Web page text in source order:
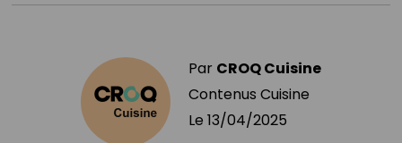
Par CROQ Cuisine
Contenus Cuisine
Le 13/04/2025